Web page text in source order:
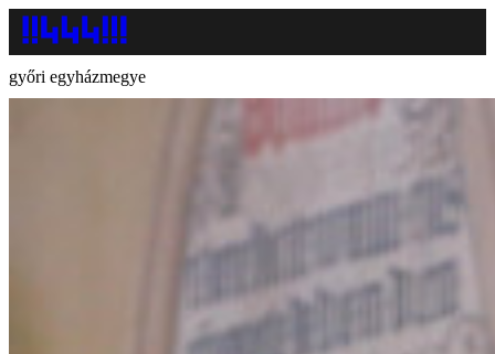
győri egyházmegye